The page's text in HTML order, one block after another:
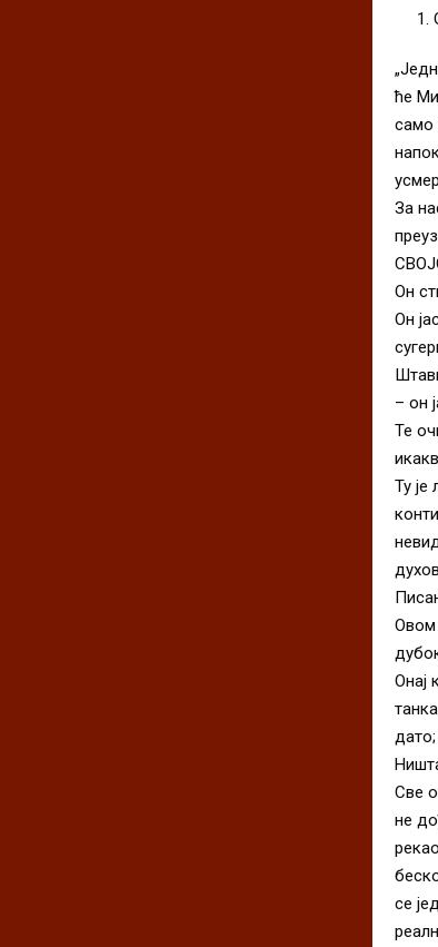
ће
само
За
Он
Он
– он
Те
Ту је
Овом
Онај
Све
не
се